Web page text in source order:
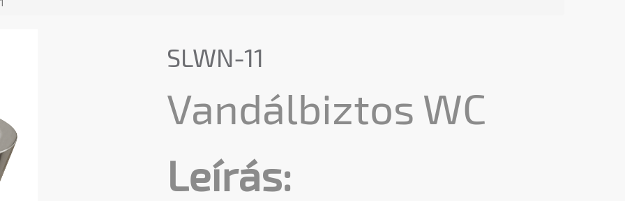
SLWN-11
Vandálbiztos WC
Leírás: